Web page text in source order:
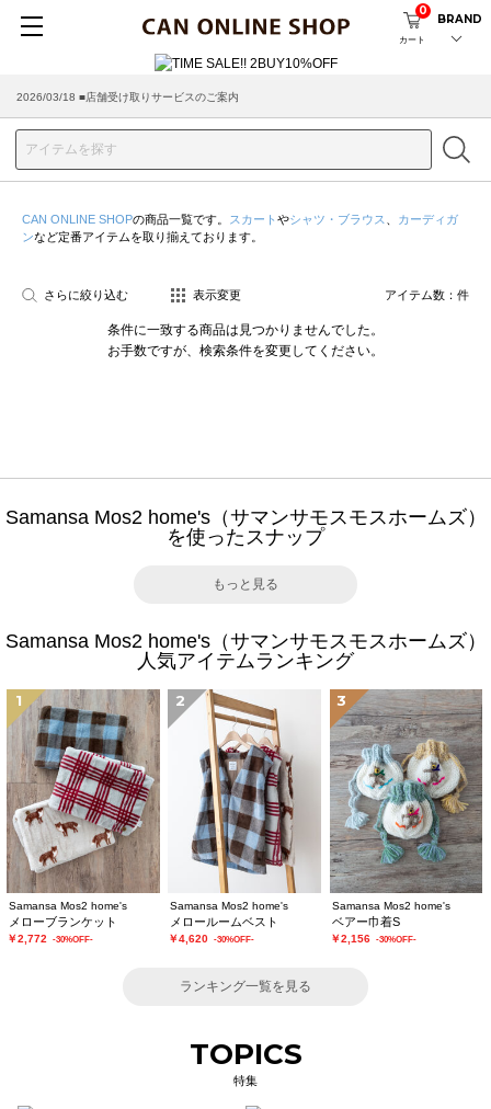
カート
0
BRAND
2026/03/18 ■店舗受け取りサービスのご案内
CAN ONLINE SHOPの商品一覧です。 スカート やシャツ・ブラウス
カーディガ
ンなど定番アイテムを取り揃えております。
さらに絞り込む 表示変更 アイテム数： 件
条件に一致する商品は見つかりませんでした。
お手数ですが、検索条件を変更してください。
Samansa Mos2 home's（サマンサモスモスホームズ）
を使ったスナップ
もっと見る
Samansa Mos2 home's（サマンサモスモスホームズ）
人気アイテムランキング
1
Samansa Mos2 home's
メローブランケット
￥2,772 -30%OFF-
2
Samansa Mos2 home's
メロールームベスト
￥4,620 -30%OFF-
3
Samansa Mos2 home's
ベアー巾着S
￥2,156 -30%OFF-
ランキング一覧を見る
TOPICS
特集